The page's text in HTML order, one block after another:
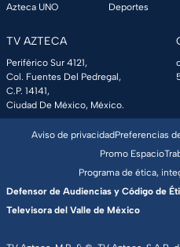
Azteca UNO
Deportes
TV AZTECA
Periférico Sur 4121,
Col. Fuentes Del Pedregal,
C.P. 14141,
Ciudad De México, México.
Aviso de privacidadPreferencias
Promo Espacio
Programa de ética,
Defensor de Audiencias y Código de
Televisora del Valle de México